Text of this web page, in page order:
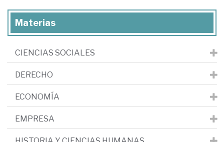
Materias
CIENCIAS SOCIALES
DERECHO
ECONOMÍA
EMPRESA